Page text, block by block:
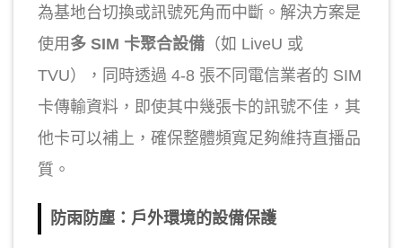
為基地台切換或訊號死角而中斷。解決方案是
使用 多 SIM 卡聚合設備 （如 LiveU 或
TVU），同時透過 4-8 張不同電信業者的 SIM
卡傳輸資料，即使其中幾張卡的訊號不佳，其
他卡可以補上，確保整體頻寬足夠維持直播品
質。
防雨防塵：戶外環境的設備保護